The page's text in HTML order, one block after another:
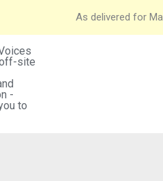
As delivered for